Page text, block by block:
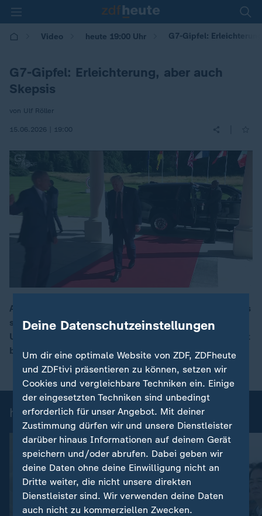
Video heute 19:00 Uhr G7-Gipfel:
G7-Gipfel: Erleichterung, aber auch
Skepsis
von Ulf Röller
15.06.2026 | 19:00
00:17
Auch auf dem G7-Gipfel im französischen Évian ist das
sich abzeichnende Rahmenabkommen zwischen den
USA und Iran ein Thema. Neben Erleichterung herrscht
bei den Teilnehmern auch Skepsis vor.
heute 19:00 Uhr: Einzelbeiträge
Deine Datenschutzeinstellungen
Um dir eine optimale Website von ZDF, ZDFheute
und ZDFtivi präsentieren zu können, setzen wir
Cookies und vergleichbare Techniken ein. Einige
der eingesetzten Techniken sind unbedingt
erforderlich für unser Angebot. Mit deiner
Zustimmung dürfen wir und unsere Dienstleister
darüber hinaus Informationen auf deinem Gerät
speichern und/oder abrufen. Dabei geben wir
deine Daten ohne deine Einwilligung nicht an
Dritte weiter, die nicht unsere direkten
Dienstleister sind. Wir verwenden deine Daten
auch nicht zu kommerziellen Zwecken.